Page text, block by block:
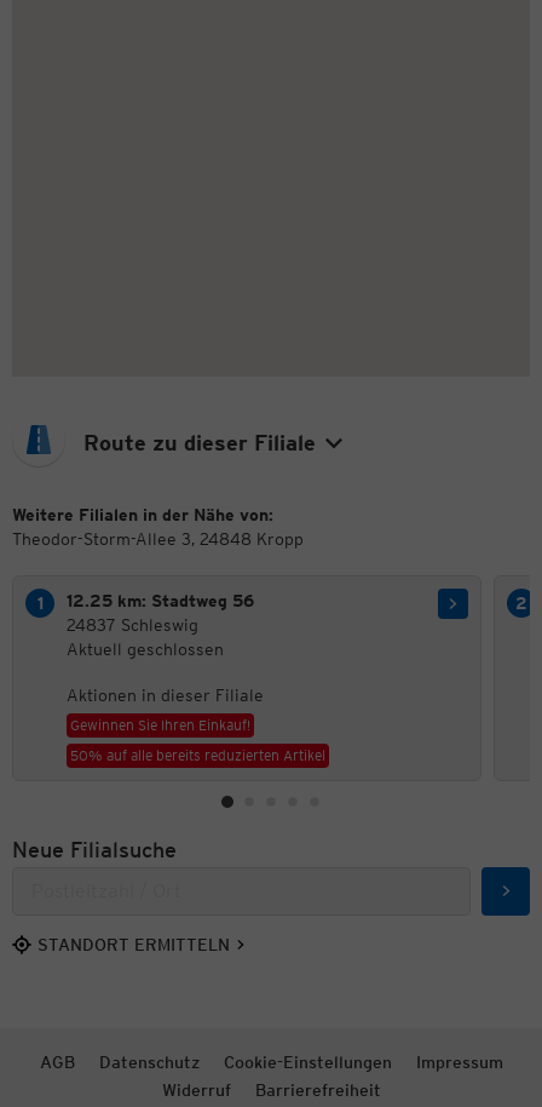
Route zu dieser Filiale
Weitere Filialen in der Nähe von:
Theodor-Storm-Allee 3, 24848 Kropp
12.25 km: Stadtweg 56
24837 Schleswig
Aktuell geschlossen
Aktionen in dieser Filiale
Gewinnen Sie Ihren Einkauf!
50% auf alle bereits reduzierten Artikel
Neue Filialsuche
STANDORT ERMITTELN
AGB Datenschutz Cookie-Einstellungen
Impressum
Widerruf
Barrierefreiheit